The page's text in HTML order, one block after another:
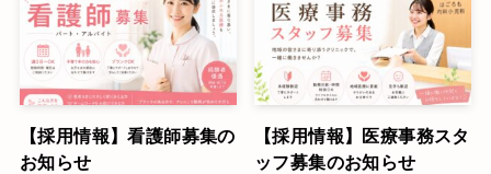
【採用情報】看護師募集の
お知らせ
【採用情報】医療事務スタ
ッフ募集のお知らせ